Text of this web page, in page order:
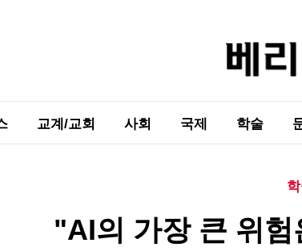
교계/교회 사회 국제 학술
"AI의 가장 큰 위험